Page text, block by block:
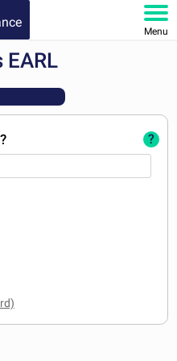
Menu
?